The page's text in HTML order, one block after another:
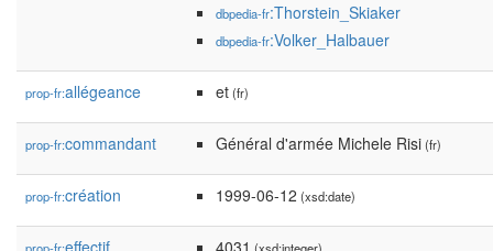
dbpedia-fr:Thorstein_Skiaker
dbpedia-fr:Volker_Halbauer
prop-fr:allégeance et(fr)
prop-fr:commandant Général d'armée Michele Risi(fr)
prop-fr:création 1999-06-12 (xsd:date)
effectif 4031